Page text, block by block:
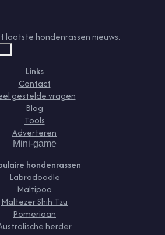
laatste hondenrassen nieuws.
Links
Contact
gestelde vragen
Blog
Tools
Adverteren
Mini-game
hondenrassen
Labradoodle
Maltipoo
Maltezer Shih Tzu
Pomeriaan
herder